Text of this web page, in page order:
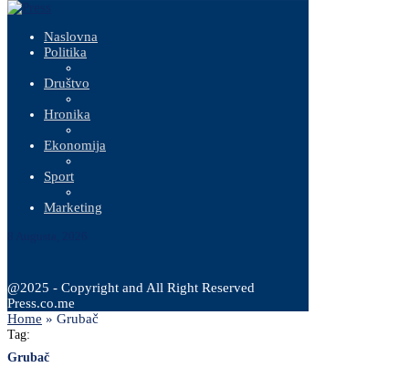
Naslovna
Politika
Društvo
Hronika
Ekonomija
Sport
Marketing
@2025 - Copyright and All Right Reserved
Press.co.me
Home » Grubač
Tag:
Grubač